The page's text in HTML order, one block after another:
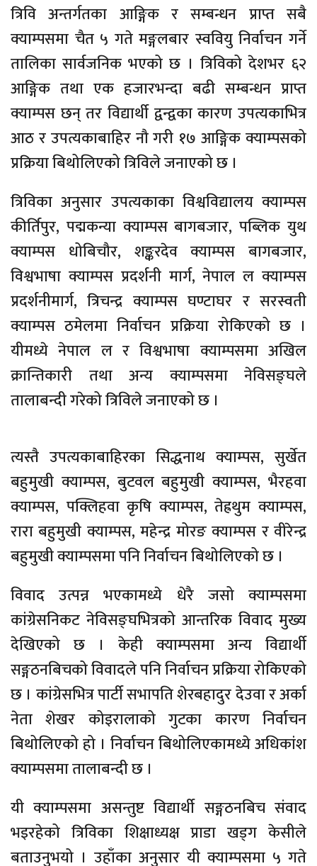
त्रिवि अन्तर्गतका आङ्गिक र सम्बन्धन प्राप्त सबै
क्याम्पसमा चैत ५ गते मङ्गलबार स्ववियु निर्वाचन गर्ने
तालिका सार्वजनिक भएको छ । त्रिविको देशभर ६२
आङ्गिक तथा एक हजारभन्दा बढी सम्बन्धन प्राप्त
क्याम्पस छन् तर विद्यार्थी द्वन्द्वका कारण उपत्यकाभित्र
आठ र उपत्यकाबाहिर नौ गरी १७ आङ्गिक क्याम्पसको
प्रक्रिया बिथोलिएको त्रिविले जनाएको छ ।
त्रिविका अनुसार उपत्यकाका विश्वविद्यालय क्याम्पस
कीर्तिपुर, पद्मकन्या क्याम्पस बागबजार, पब्लिक युथ
क्याम्पस धोबिचौर, शङ्करदेव क्याम्पस बागबजार,
विश्वभाषा क्याम्पस प्रदर्शनी मार्ग, नेपाल ल क्याम्पस
प्रदर्शनीमार्ग, त्रिचन्द्र क्याम्पस घण्टाघर र सरस्वती
क्याम्पस ठमेलमा निर्वाचन प्रक्रिया रोकिएको छ ।
यीमध्ये नेपाल ल र विश्वभाषा क्याम्पसमा अखिल
क्रान्तिकारी तथा अन्य क्याम्पसमा नेविसङ्घले
तालाबन्दी गरेको त्रिविले जनाएको छ ।
त्यस्तै उपत्यकाबाहिरका सिद्धनाथ क्याम्पस, सुर्खेत
बहुमुखी क्याम्पस, बुटवल बहुमुखी क्याम्पस, भैरहवा
क्याम्पस, पक्लिहवा कृषि क्याम्पस, तेह्रथुम क्याम्पस,
रारा बहुमुखी क्याम्पस, महेन्द्र मोरङ क्याम्पस र वीरेन्द्र
बहुमुखी क्याम्पसमा पनि निर्वाचन बिथोलिएको छ ।
विवाद उत्पन्न भएकामध्ये धेरै जसो क्याम्पसमा
कांग्रेसनिकट नेविसङ्घभित्रको आन्तरिक विवाद मुख्य
देखिएको छ । केही क्याम्पसमा अन्य विद्यार्थी
सङ्गठनबिचको विवादले पनि निर्वाचन प्रक्रिया रोकिएको
छ । कांग्रेसभित्र पार्टी सभापति शेरबहादुर देउवा र अर्का
नेता शेखर कोइरालाको गुटका कारण निर्वाचन
बिथोलिएको हो । निर्वाचन बिथोलिएकामध्ये अधिकांश
क्याम्पसमा तालाबन्दी छ ।
यी क्याम्पसमा असन्तुष्ट विद्यार्थी सङ्गठनबिच संवाद
भइरहेको त्रिविका शिक्षाध्यक्ष प्राडा खड्ग केसीले
बताउनुभयो । उहाँका अनुसार यी क्याम्पसमा ५ गते